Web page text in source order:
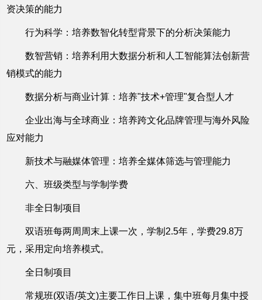
资决策的能力
行为科学：培养数智化转型背景下的分析决策能力
数智营销：培养利用大数据分析和人工智能算法创新营
销模式的能力
数据分析与商业计算：培养"技术+管理"复合型人才
企业出海与全球商业：培养跨文化品牌管理与海外风险
应对能力
新技术与融媒体管理：培养全媒体筛选与管理能力
六、班级类型与学制学费
非全日制项目
双语班每两周周末上课一次，学制2.5年，学费29.8万
元，采用定向培养模式。
全日制项目
常规班(双语/英文)主要工作日上课，集中班每月集中授